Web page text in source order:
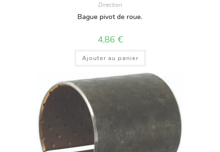
Direction
Bague pivot de roue.
4,86 €
Ajouter au panier